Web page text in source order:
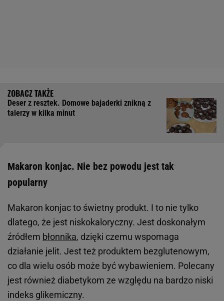
Deser z resztek. Domowe bajaderki znikną z
talerzy w kilka minut
Makaron konjac. Nie bez powodu jest tak
popularny
Makaron konjac to świetny produkt. I to nie tylko
dlatego, że jest niskokaloryczny. Jest doskonałym
źródłem błonnika, dzięki czemu wspomaga
działanie jelit. Jest też produktem bezglutenowym,
co dla wielu osób może być wybawieniem. Polecany
jest również diabetykom ze względu na bardzo niski
indeks glikemiczny.